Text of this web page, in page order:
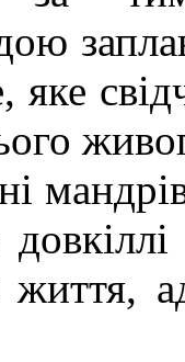
яке
життя,